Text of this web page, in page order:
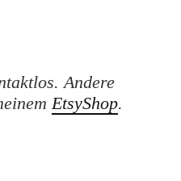
Andere
EtsyShop.